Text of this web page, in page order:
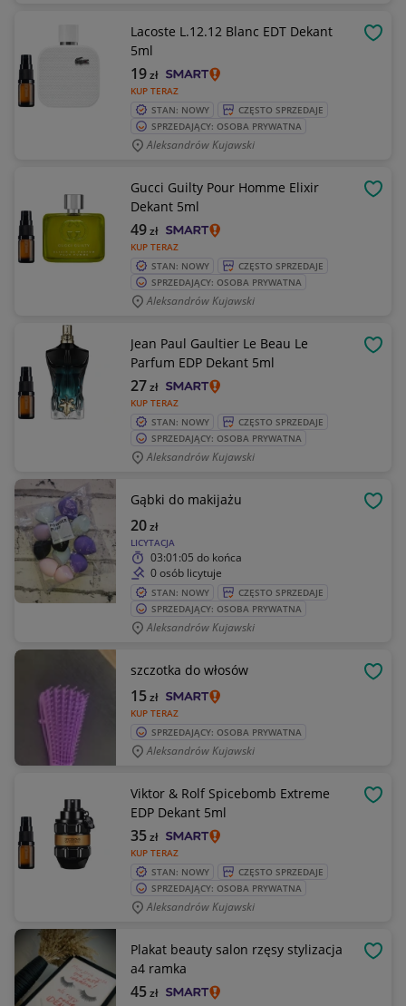
Lacoste L.12.12 Blanc EDT Dekant
5ml
KUP TERAZ
19zł
STAN: NOWY
CZĘSTO SPRZEDAJE
SPRZEDAJĄCY: OSOBA PRYWATNA
Aleksandrów Kujawski
Gucci Guilty Pour Homme Elixir
Dekant 5ml
KUP TERAZ
49zł
STAN: NOWY
CZĘSTO SPRZEDAJE
SPRZEDAJĄCY: OSOBA PRYWATNA
Aleksandrów Kujawski
Jean Paul Gaultier Le Beau Le
Parfum EDP Dekant 5ml
KUP TERAZ
27zł
STAN: NOWY
CZĘSTO SPRZEDAJE
SPRZEDAJĄCY: OSOBA PRYWATNA
Aleksandrów Kujawski
Gąbki do makijażu
LICYTACJA
20zł
03:01:05 do końca
0 osób licytuje
STAN: NOWY
CZĘSTO SPRZEDAJE
SPRZEDAJĄCY: OSOBA PRYWATNA
Aleksandrów Kujawski
szczotka do włosów
KUP TERAZ
15zł
SPRZEDAJĄCY: OSOBA PRYWATNA
Aleksandrów Kujawski
Viktor & Rolf Spicebomb Extreme
EDP Dekant 5ml
KUP TERAZ
35zł
STAN: NOWY
CZĘSTO SPRZEDAJE
SPRZEDAJĄCY: OSOBA PRYWATNA
Aleksandrów Kujawski
Plakat beauty salon rzęsy stylizacja
a4 ramka
45zł